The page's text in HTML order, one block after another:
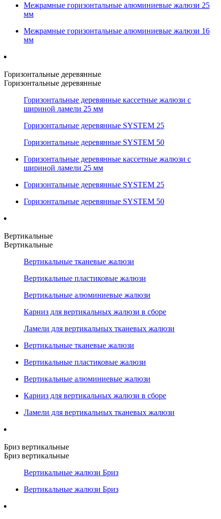
Межрамные горизонтальные алюминиевые жалюзи 25
мм
Межрамные горизонтальные алюминиевые жалюзи 16
мм
Горизонтальные деревянные
Горизонтальные деревянные
Горизонтальные деревянные кассетные жалюзи с
шириной ламели 25 мм
Горизонтальные деревянные SYSTEM 25
Горизонтальные деревянные SYSTEM 50
Горизонтальные деревянные кассетные жалюзи с
шириной ламели 25 мм
Горизонтальные деревянные SYSTEM 25
Горизонтальные деревянные SYSTEM 50
Вертикальные
Вертикальные
Вертикальные тканевые жалюзи
Вертикальные пластиковые жалюзи
Вертикальные алюминиевые жалюзи
Карниз для вертикальных жалюзи в сборе
Ламели для вертикальных тканевых жалюзи
Вертикальные тканевые жалюзи
Вертикальные пластиковые жалюзи
Вертикальные алюминиевые жалюзи
Карниз для вертикальных жалюзи в сборе
Ламели для вертикальных тканевых жалюзи
Бриз вертикальные
Бриз вертикальные
Вертикальные жалюзи Бриз
Вертикальные жалюзи Бриз